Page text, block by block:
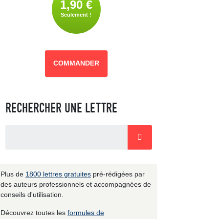
1,90 €
Seulement !
COMMANDER
RECHERCHER UNE LETTRE
Plus de 1800 lettres gratuites pré-rédigées par
des auteurs professionnels et accompagnées de
conseils d'utilisation.
Découvrez toutes les formules de